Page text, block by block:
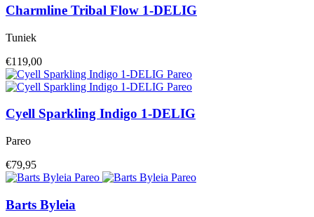
Charmline Tribal Flow 1-DELIG
Tuniek
€119,00
Cyell Sparkling Indigo 1-DELIG
Pareo
€79,95
Barts Byleia